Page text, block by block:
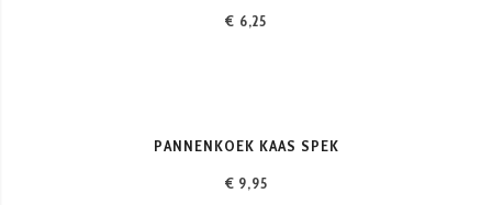
€ 6,25
PANNENKOEK KAAS SPEK
€ 9,95